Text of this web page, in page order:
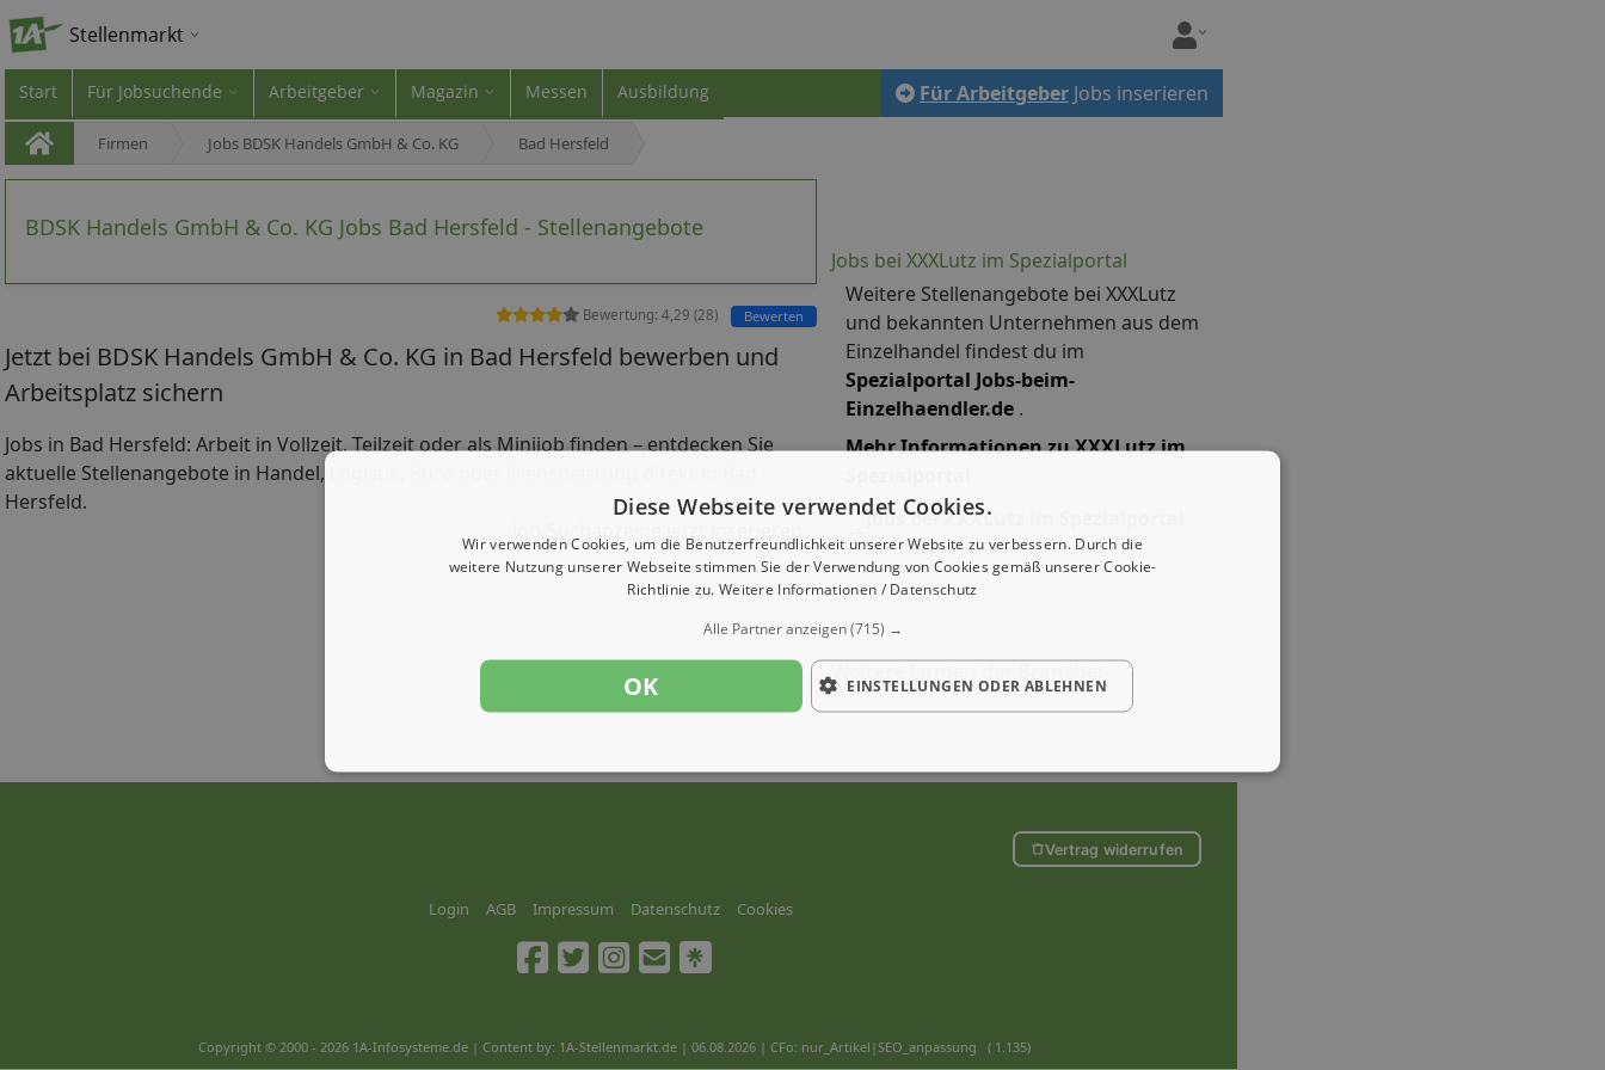
Stellenmarkt
Start Für Jobsuchende Arbeitgeber Magazin Messen Ausbildung Für Arbeitgeber Jobs inserieren
Firmen Jobs BDSK Handels GmbH & Co. KG Bad Hersfeld
BDSK Handels GmbH & Co. KG Jobs Bad Hersfeld - Stellenangebote
Bewertung: 4,29 (28) Bewerten
Jetzt bei BDSK Handels GmbH & Co. KG in Bad Hersfeld bewerben und
Arbeitsplatz sichern
Jobs in Bad Hersfeld: Arbeit in Vollzeit, Teilzeit oder als Minijob finden – entdecken Sie
aktuelle Stellenangebote in Handel, Logistik, Büro oder Dienstleistung direkt in Bad
Hersfeld.
Jobs bei XXXLutz im Spezialportal
Weitere Stellenangebote bei XXXLutz
und bekannten Unternehmen aus dem
Einzelhandel findest du im
Spezialportal Jobs-beim-
Einzelhaendler.de .
Mehr Informationen zu XXXLutz im
Jobs bei XXXLutz im Spezialportal
suchen
Vertrag widerrufen
Login AGB Impressum Datenschutz Cookies
Copyright © 2000 - 2026 1A-Infosysteme.de | Content by: 1A-Stellenmarkt.de | 06.08.2026 | CFo: nur_Artikel|SEO_anpassung ( 1.135)
Diese Webseite verwendet Cookies.
Wir verwenden Cookies, um die Benutzerfreundlichkeit unserer Website zu verbessern. Durch die
weitere Nutzung unserer Webseite stimmen Sie der Verwendung von Cookies gemäß unserer Cookie-
Richtlinie zu. Weitere Informationen / Datenschutz
Alle Partner anzeigen(715) →
OK EINSTELLUNGEN ODER ABLEHNEN